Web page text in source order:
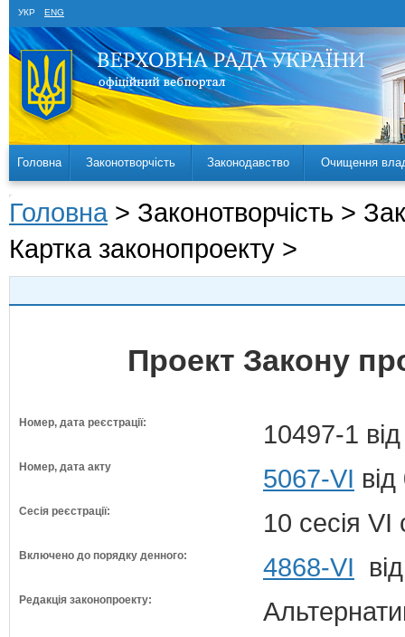
УКР ENG
Головна Законотворчість Законодавство Очищення
Головна > Законотворчість >
Картка законопроекту >
Проект Закону
Номер, дата реєстрації: 10497-1
Номер, дата акту 5067-VI
Сесія реєстрації: 10 сесія VI
Включено до порядку денного: 4868-VI
Редакція законопроекту: